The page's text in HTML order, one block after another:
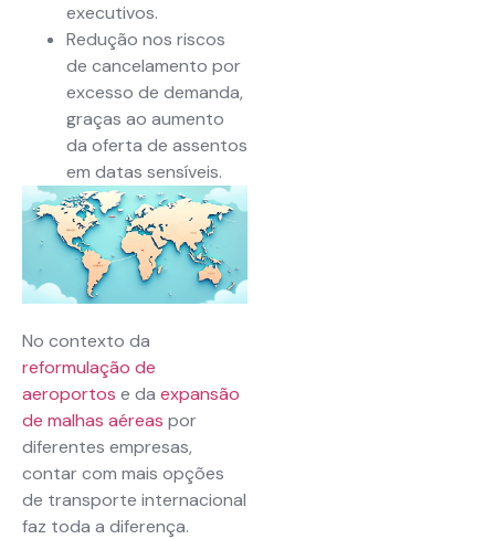
executivos.
Redução nos riscos
de cancelamento por
excesso de demanda,
graças ao aumento
da oferta de assentos
em datas sensíveis.
No contexto da
reformulação de
aeroportos e da expansão
de malhas aéreas por
diferentes empresas,
contar com mais opções
de transporte internacional
faz toda a diferença.